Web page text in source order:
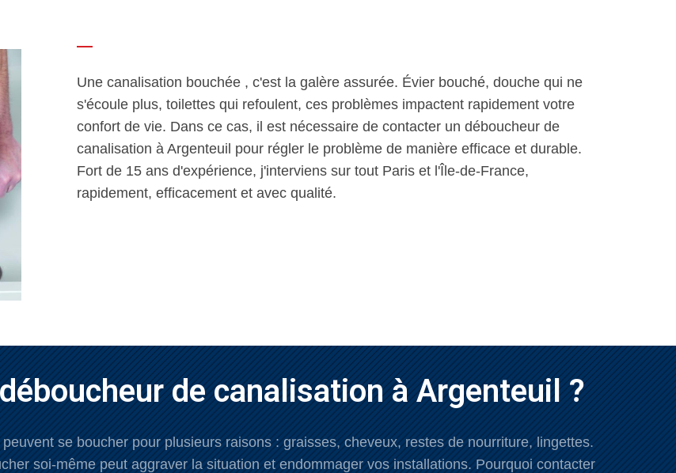
Une canalisation bouchée , c'est la galère assurée. Évier bouché, douche qui ne
s'écoule plus, toilettes qui refoulent, ces problèmes impactent rapidement votre
confort de vie. Dans ce cas, il est nécessaire de contacter un déboucheur de
canalisation à Argenteuil pour régler le problème de manière efficace et durable.
Fort de 15 ans d'expérience, j'interviens sur tout Paris et l'Île-de-France,
rapidement, efficacement et avec qualité.
de canalisation à Argenteuil ?
se boucher pour plusieurs raisons : graisses, cheveux, restes de nourriture, lingettes.
soi-même peut aggraver la situation et endommager vos installations. Pourquoi contacter